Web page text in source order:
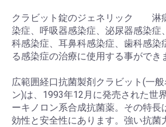
クラビット錠のジェネリック 淋
染症、呼吸器感染症、泌尿器感染症
科感染症、耳鼻科感染症、歯科感染
る感染症の治療に使用する事ができ
広範囲経口抗菌製剤クラビット(一
ン)は、1993年12月に発売された世
ーキノロン系合成抗菌薬。その特長
効性と安全性にあります。強い抗菌